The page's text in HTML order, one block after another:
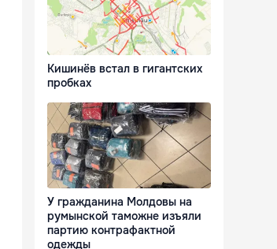
Кишинёв встал в гигантских
пробках
У гражданина Молдовы на
румынской таможне изъяли
партию контрафактной
одежды